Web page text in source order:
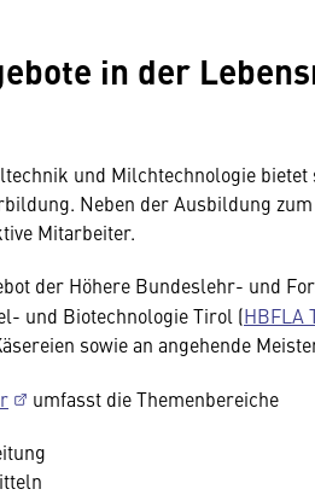
in der
und Milchtechnologie bietet
Neben der Ausbildung
Mitarbeiter.
der Höhere Bundeslehr- und
und Biotechnologie Tirol (HBFLA
sowie an angehende
umfasst die Themenbereiche